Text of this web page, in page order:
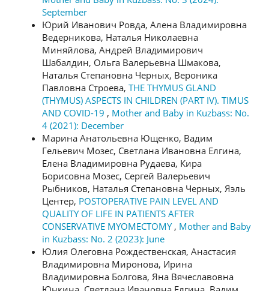
September
Юрий Иванович Ровда, Алена Владимировна
Ведерникова, Наталья Николаевна
Миняйлова, Андрей Владимирович
Шабалдин, Ольга Валерьевна Шмакова,
Наталья Степановна Черных, Вероника
Павловна Строева, THE THYMUS GLAND
(THYMUS) ASPECTS IN CHILDREN (PART IV). TIMUS
AND COVID-19 , Mother and Baby in Kuzbass: No.
4 (2021): December
Марина Анатольевна Ющенко, Вадим
Гельевич Мозес, Светлана Ивановна Елгина,
Елена Владимировна Рудаева, Кира
Борисовна Мозес, Сергей Валерьевич
Рыбников, Наталья Степановна Черных, Яэль
Центер, POSTOPERATIVE PAIN LEVEL AND
QUALITY OF LIFE IN PATIENTS AFTER
CONSERVATIVE MYOMECTOMY , Mother and Baby
in Kuzbass: No. 2 (2023): June
Юлия Олеговна Рождественская, Анастасия
Владимировна Миронова, Ирина
Владимировна Болгова, Яна Вячеславовна